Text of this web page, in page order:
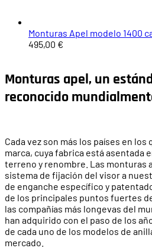
Monturas Apel modelo 1400
495,00 €
Monturas apel, un
reconocido
Cada vez son más los países en
marca, cuya fabrica está asentada
terreno y renombre. Las monturas
sistema de fijación del visor a
de enganche específico y
de los principales puntos fuertes
las compañías más longevas del
han adquirido con el paso de los
de cada uno de los modelos de
mercado.